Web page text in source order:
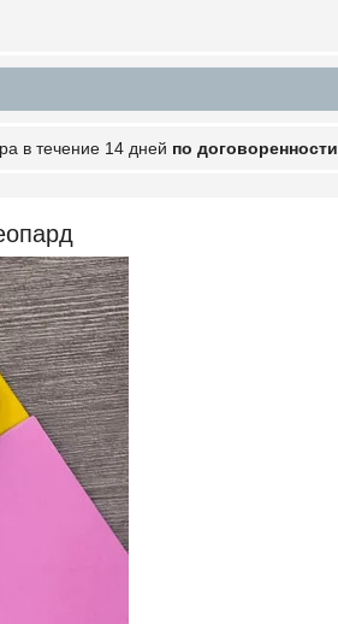
в течение 14 дней по договоренности